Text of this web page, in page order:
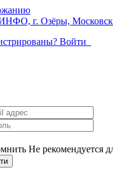
г. Озёры,
Войти
Не рекомендуется